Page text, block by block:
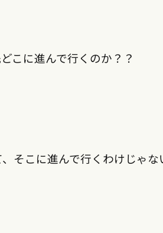
こに進んで行くのか？？
そこに進んで行くわけじゃな